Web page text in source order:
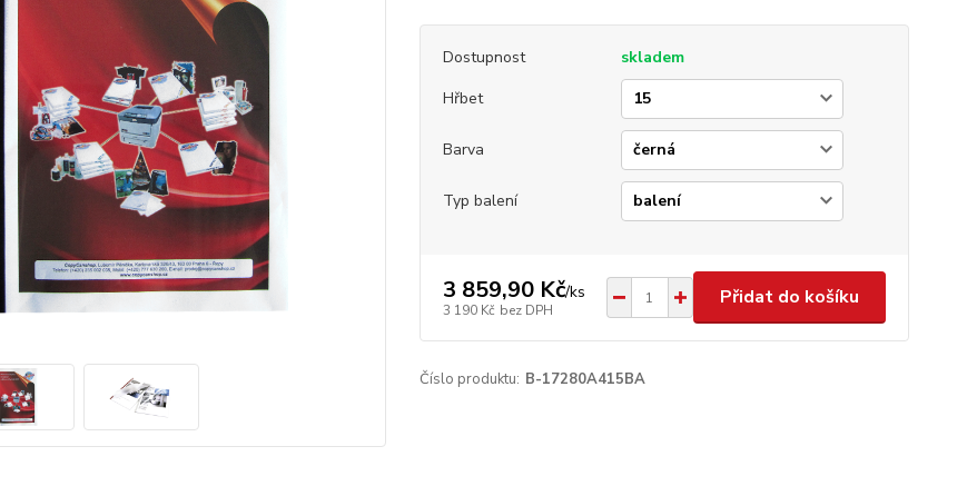
Dostupnost
skladem
Hřbet
Barva
Typ balení
3 859,90 Kč/ks
3 190 Kč bez DPH
Přidat do košíku
Číslo produktu: B-17280A415BA